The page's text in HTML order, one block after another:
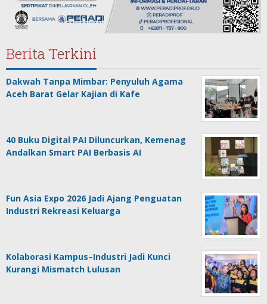
Berita Terkini
Dakwah Tanpa Mimbar: Penyuluh Agama
Aceh Barat Gelar Kajian di Kafe
40 Buku Digital PAI Diluncurkan, Kemenag
Andalkan Smart PAI Berbasis AI
Fun Asia Expo 2026 Jadi Ajang Penguatan
Industri Rekreasi Keluarga
Kolaborasi Kampus–Industri Jadi Kunci
Kurangi Mismatch Lulusan